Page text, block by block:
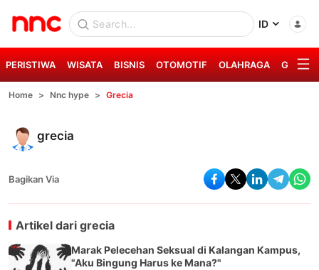
ID
PERISTIWA WISATA BISNIS OTOMOTIF OLAHRAGA GAYA
Home Nnc hype Grecia
grecia
Bagikan Via
Artikel dari grecia
Marak Pelecehan Seksual di Kalangan Kampus,
"Aku Bingung Harus ke Mana?"